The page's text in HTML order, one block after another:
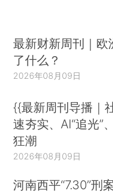
最新财新周刊｜欧
了什么？
2026年08月09日
{{最新周刊导播｜
速夯实、AI“追光”
狂潮
2026年08月09日
河南西平“7.30”刑